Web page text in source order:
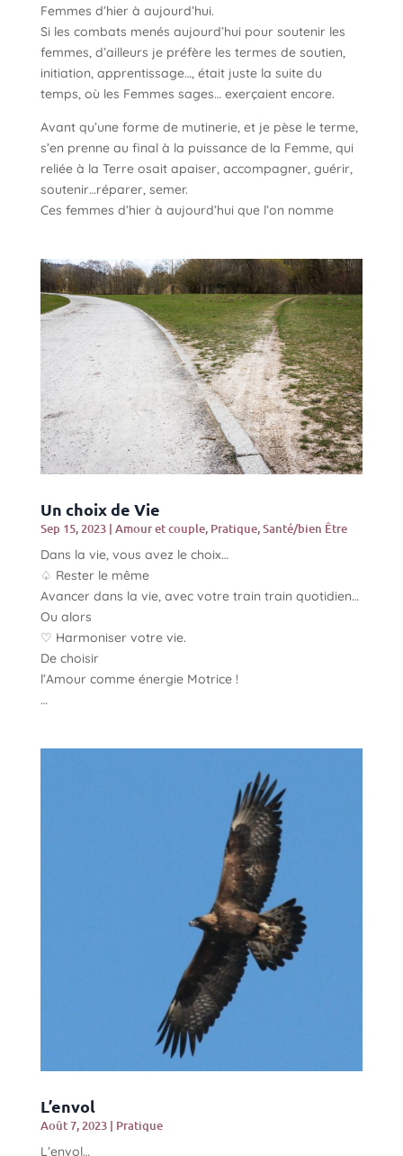
Femmes d’hier à aujourd’hui.
Si les combats menés aujourd’hui pour soutenir les
femmes, d’ailleurs je préfère les termes de soutien,
initiation, apprentissage…, était juste la suite du
temps, où les Femmes sages… exerçaient encore.
Avant qu’une forme de mutinerie, et je pèse le terme,
s’en prenne au final à la puissance de la Femme, qui
reliée à la Terre osait apaiser, accompagner, guérir,
soutenir…réparer, semer.
Ces femmes d’hier à aujourd’hui que l’on nomme
Un choix de Vie
Sep 15, 2023| Amour et couple, Pratique,Santé/bien Être
Dans la vie, vous avez le choix…
♤ Rester le même
Avancer dans la vie, avec votre train train quotidien…
Ou alors
♡ Harmoniser votre vie.
De choisir
l’Amour comme énergie Motrice !
…
L’envol
Août 7, 2023| Pratique
L’envol…